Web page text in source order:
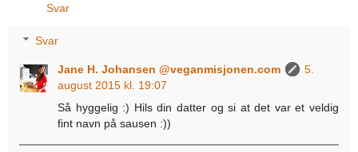
Svar
Svar
Jane H. Johansen @veganmisjonen.com
5.
august 2015 kl. 19:07
Så hyggelig :) Hils din datter og si at det var et veldig
fint navn på sausen :))